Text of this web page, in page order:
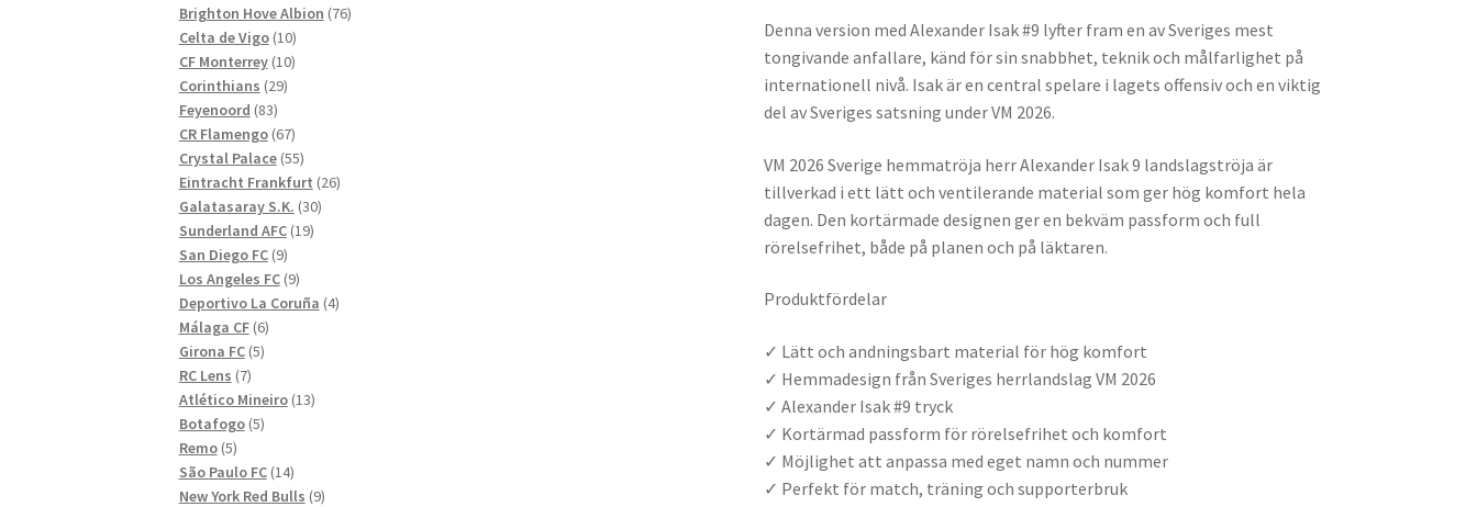
Denna version med Alexander Isak #9 lyfter fram en av Sveriges mest
tongivande anfallare, känd för sin snabbhet, teknik och målfarlighet på
internationell nivå. Isak är en central spelare i lagets offensiv och en viktig
del av Sveriges satsning under VM 2026.
VM 2026 Sverige hemmatröja herr Alexander Isak 9 landslagströja är
tillverkad i ett lätt och ventilerande material som ger hög komfort hela
dagen. Den kortärmade designen ger en bekväm passform och full
rörelsefrihet, både på planen och på läktaren.
Produktfördelar
✓ Lätt och andningsbart material för hög komfort
✓ Hemmadesign från Sveriges herrlandslag VM 2026
✓ Alexander Isak #9 tryck
✓ Kortärmad passform för rörelsefrihet och komfort
✓ Möjlighet att anpassa med eget namn och nummer
✓ Perfekt för match, träning och supporterbruk
produkter
Brighton Hove Albion 7676
Celta de Vigo 1010
produkter
CF Monterrey 1010
Corinthians 2929
Feyenoord 8383
produkter
CR Flamengo 6767
produkter
Crystal Palace 5555
produkter
Eintracht Frankfurt 2626
Galatasaray S.K. 3030
Sunderland AFC 1919
San Diego FC 99
produkter
Los Angeles FC 99
produkter
Deportivo La Coruña 44
Málaga CF 66
produkter
Girona FC 55
RC Lens 77
produkter
Atlético Mineiro 1313
Botafogo 55
Remo 55
produkter
São Paulo FC 1414
produkter
New York Red Bulls 99